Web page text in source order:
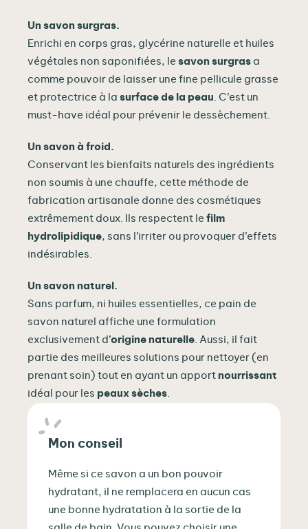
Un savon surgras.
Enrichi en corps gras, glycérine naturelle et huiles
végétales non saponifiées, le savon surgras a
comme pouvoir de laisser une fine pellicule grasse
et protectrice à la surface de la peau . C’est un
must-have idéal pour prévenir le dessèchement.
Un savon à froid.
Conservant les bienfaits naturels des ingrédients
non soumis à une chauffe, cette méthode de
fabrication artisanale donne des cosmétiques
extrêmement doux. Ils respectent le film
hydrolipidique, sans l’irriter ou provoquer d’effets
indésirables.
Un savon naturel.
Sans parfum, ni huiles essentielles, ce pain de
savon naturel affiche une formulation
exclusivement d’origine naturelle . Aussi, il fait
partie des meilleures solutions pour nettoyer (en
prenant soin) tout en ayant un apport nourrissant
idéal pour les peaux sèches
Mon conseil
Même si ce savon a un bon pouvoir
hydratant, il ne remplacera en aucun cas
une bonne hydratation à la sortie de la